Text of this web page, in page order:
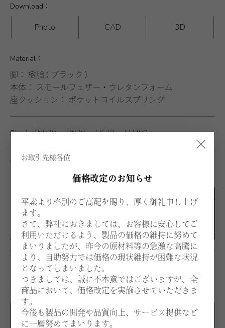
×
お取引先様各位
価格改定のお知らせ
平素より格別のご高配を賜り、厚く御礼申し上げ
ます。
さて、弊社におきましては、お客様に安心してご
利用いただけるよう、製品の価格の維持に努めて
まいりましたが、昨今の原材料等の急激な高騰に
より、自助努力では価格の現状維持が困難な状況
となってしまいました。
つきましては、誠に不本意ではございますが、全
商品において、価格改定を実施させていただきま
す。
今後も製品の開発や品質向上、サービス提供など
に一層努めてまいります。
Download：
Photo CAD 3D
Material：
脚： 樹脂 ( ブラック )
本体： スモールフェザー・ウレタンフォーム
座クッション： ポケットコイルスプリング
Size： W880 D920 H630 SH390
生地：価格はお選びいただく張地、仕様により異なりま
す。
¥279,500